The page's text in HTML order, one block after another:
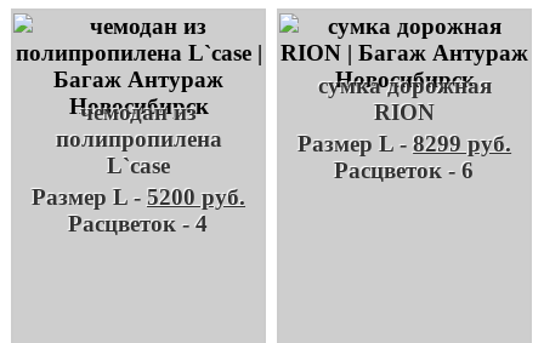
чемодан из
полипропилена
L`case
Размер L -5200 руб.
Расцветок - 4
сумка дорожная
RION
Размер L -8299 руб.
Расцветок - 6